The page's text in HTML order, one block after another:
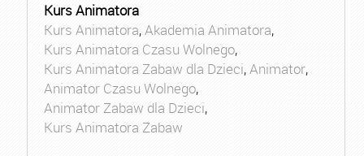
Kurs Animatora
Kurs Animatora,Akademia Animatora,
Kurs Animatora Czasu Wolnego,
Kurs Animatora Zabaw dla Dzieci,Animator,
Animator Czasu Wolnego,
Animator Zabaw dla Dzieci,
Kurs Animatora Zabaw